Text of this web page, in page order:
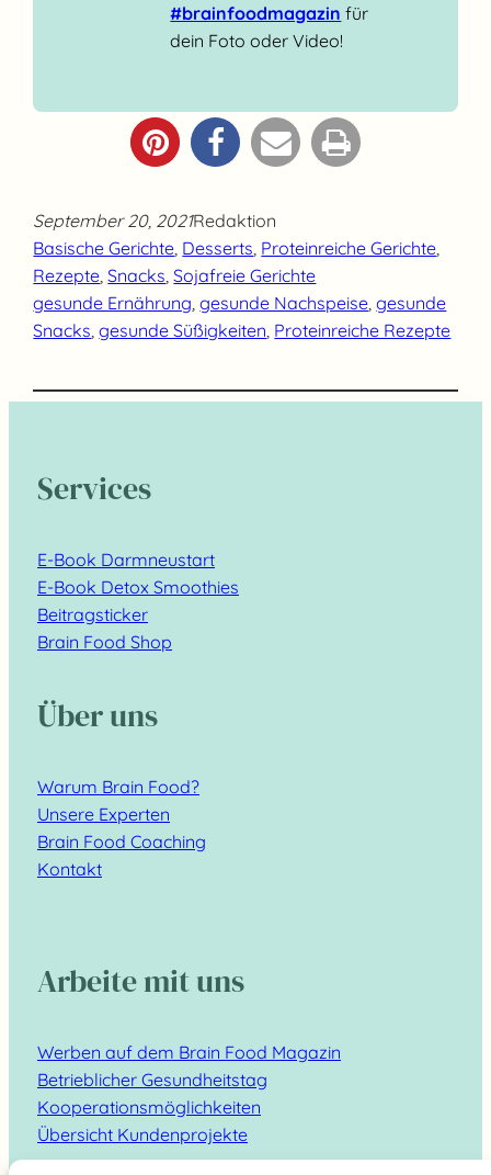
#brainfoodmagazin für
dein Foto oder Video!
September 20, 2021Redaktion
Basische Gerichte Desserts Proteinreiche Gerichte
Rezepte , Snacks , Sojafreie Gerichte
gesunde Ernährung , gesunde Nachspeise , gesunde
Snacks , gesunde Süßigkeiten Proteinreiche Rezepte
Services
E-Book Darmneustart
E-Book Detox Smoothies
Beitragsticker
Brain Food Shop
Über uns
Warum Brain Food?
Unsere Experten
Brain Food Coaching
Kontakt
Arbeite mit uns
Werben auf dem Brain Food Magazin
Betrieblicher Gesundheitstag
Kooperationsmöglichkeiten
Übersicht Kundenprojekte